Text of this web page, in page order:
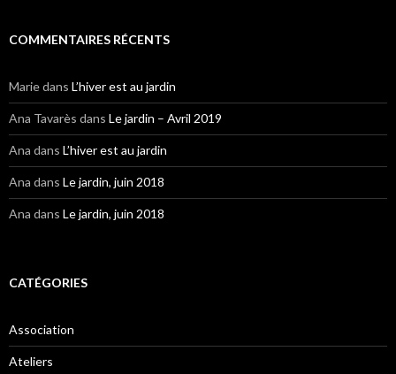
COMMENTAIRES RÉCENTS
Mariedans L’hiver est au jardin
Ana Tavarès dans Le jardin – Avril 2019
Ana dans L’hiver est au jardin
Ana dans Le jardin, juin 2018
Ana dans Le jardin, juin 2018
CATÉGORIES
Association
Ateliers